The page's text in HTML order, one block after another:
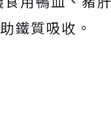
鐵質吸收。